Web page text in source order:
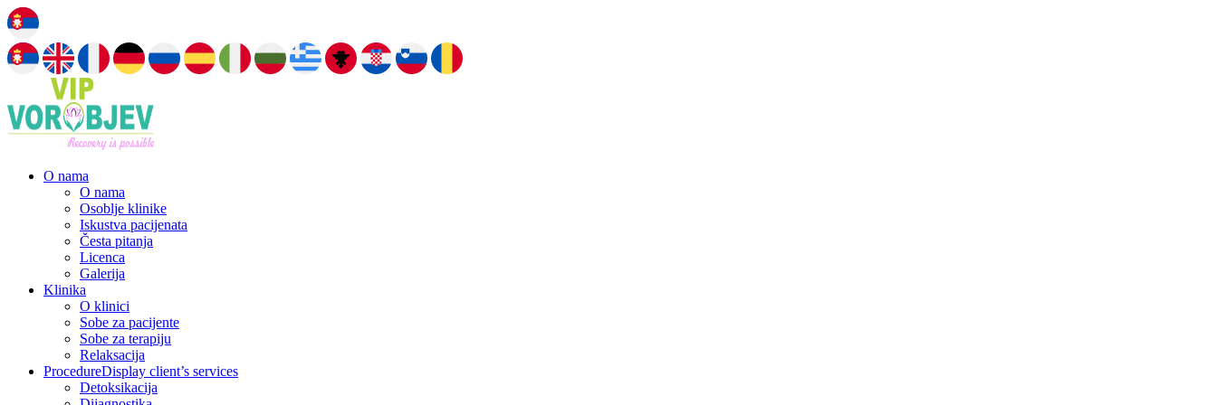
O nama
O nama
Osoblje klinike
Iskustva pacijenata
Česta pitanja
Licenca
Galerija
Klinika
O klinici
Sobe za pacijente
Sobe za terapiju
Relaksacija
ProcedureDisplay client’s services
Detoksikacija